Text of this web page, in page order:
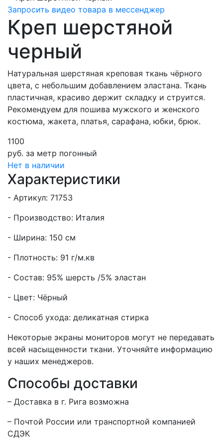
Запросить видео товара в мессенджер
Креп шерстяной
черный
Натуральная шерстяная креповая ткань чёрного
цвета, с небольшим добавлением эластана. Ткань
пластичная, красиво держит складку и струится.
Рекомендуем для пошива мужского и женского
костюма, жакета, платья, сарафана, юбки, брюк.
1100
руб. за метр погонный
Нет в наличии
Характеристики
- Артикул: 71753
- Производство: Италия
- Ширина: 150 см
- Плотность: 91 г/м.кв
- Состав: 95% шерсть /5% эластан
- Цвет: Чёрный
- Способ ухода: деликатная стирка
Некоторые экраны мониторов могут не передавать
всей насыщенности ткани. Уточняйте информацию
у наших менеджеров.
Способы доставки
– Доставка в г. Ригавозможна
– Почтой России или транспортной компанией
СДЭК